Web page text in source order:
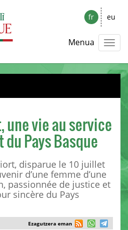
fr eu
Menua
vie au service
Pays Basque
disparue le 10 juillet
d’une femme d’une
passionnée de justice et
sincère du Pays
Ezagutzera eman